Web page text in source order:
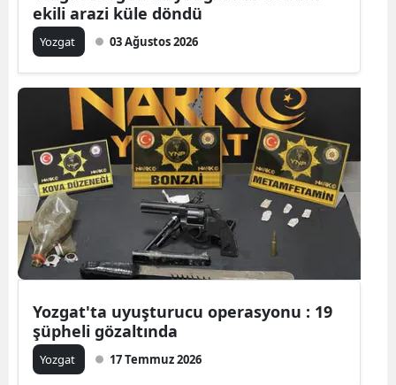
Kastamonu
Kayseri
Kırklareli
Kocaeli
Konya
ekili arazi küle döndü
Yozgat 03 Ağustos 2026
Yozgat'ta uyuşturucu operasyonu : 19
şüpheli gözaltında
Yozgat 17 Temmuz 2026